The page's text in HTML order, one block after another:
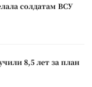
солдатам ВСУ
8,5 лет за план